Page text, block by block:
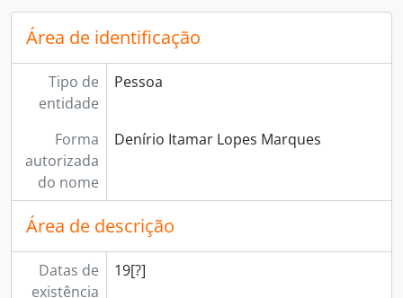
Área de identificação
Tipo de
entidade
Pessoa
Forma
autorizada
do nome
Denírio Itamar Lopes Marques
Área de descrição
Datas de
existência
19[?]